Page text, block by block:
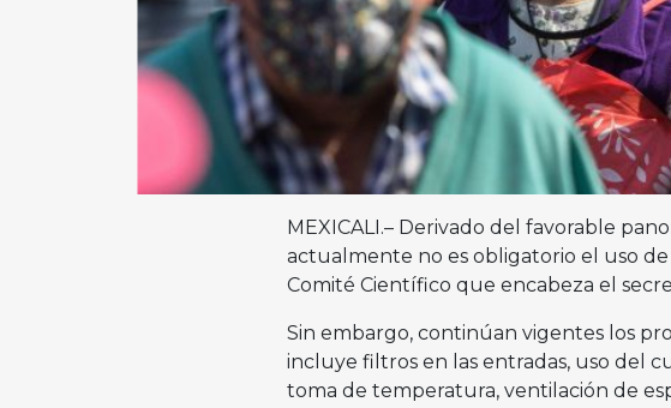
MEXICALI.– Derivado del favorable
actualmente no es obligatorio el uso
Comité Científico que encabeza el
Sin embargo, continúan vigentes los
incluye filtros en las entradas, uso del
toma de temperatura, ventilación de